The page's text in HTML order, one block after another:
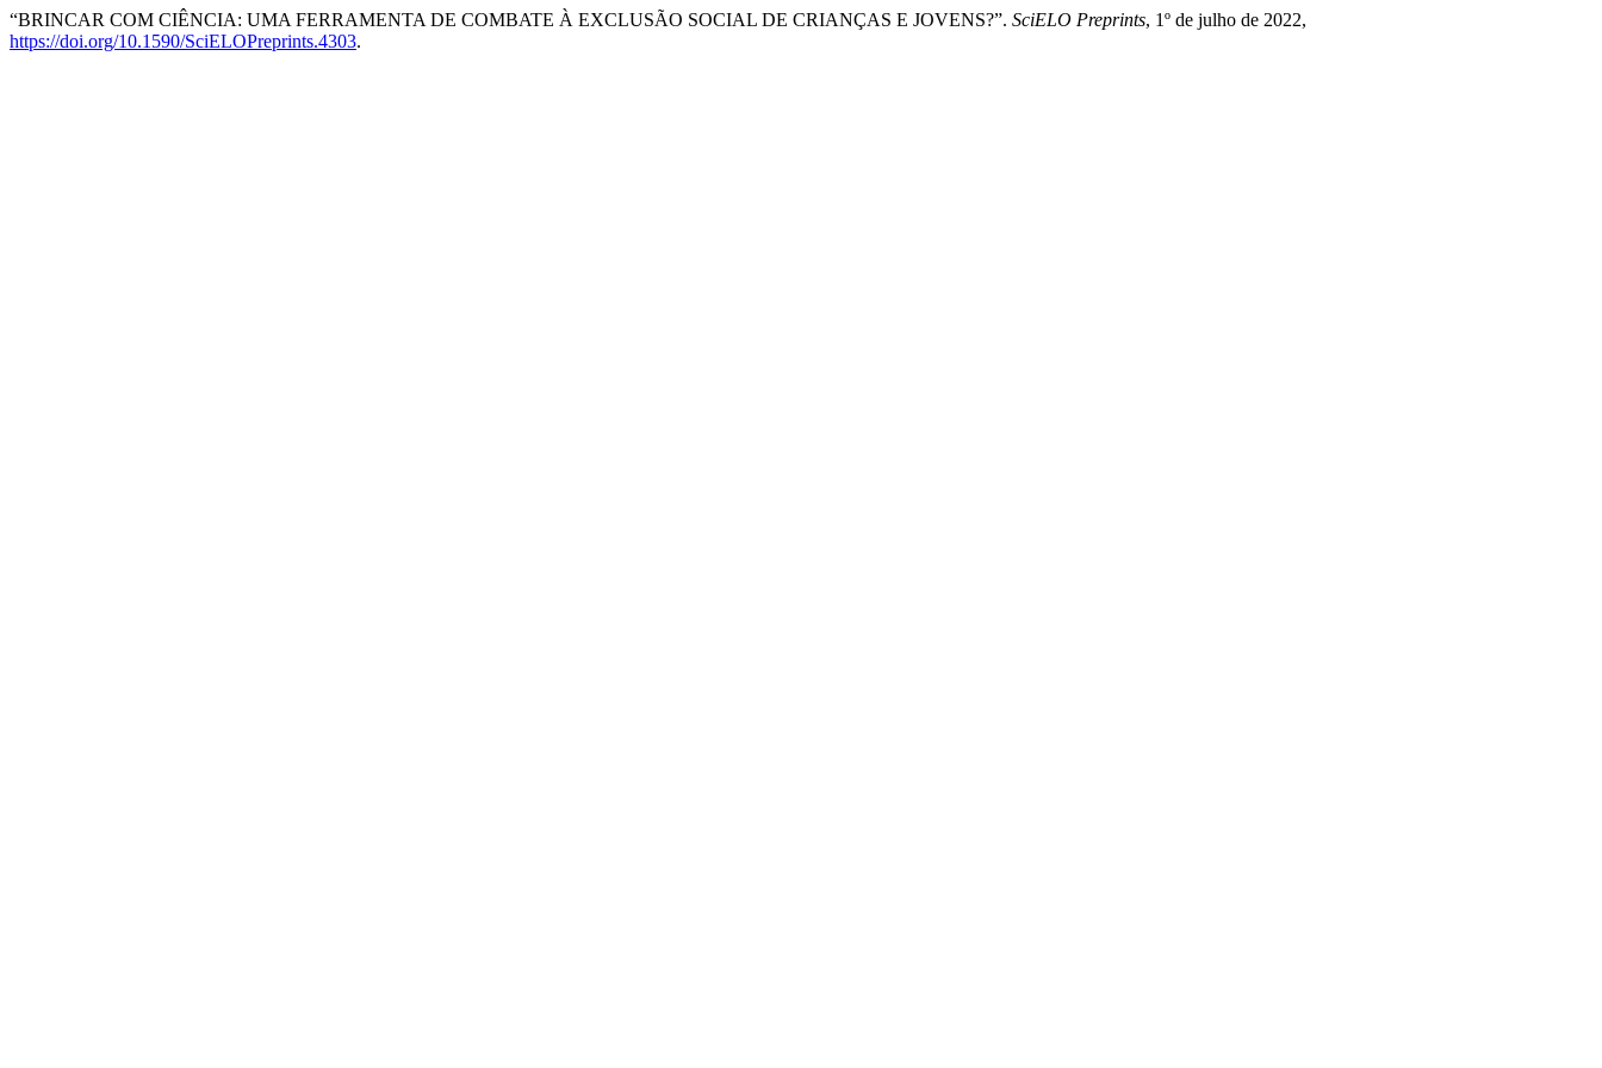
“BRINCAR COM CIÊNCIA: UMA FERRAMENTA DE COMBATE À EXCLUSÃO SOCIAL DE CRIANÇAS E JOVENS?”. SciELO Preprints, 1º de julho de 2022,
https://doi.org/10.1590/SciELOPreprints.4303.